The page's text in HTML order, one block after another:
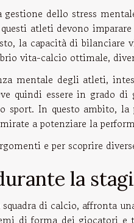
dello stress
atleti devono
la capacità di bilanciare
vita-calcio ottimale,
mentale degli atleti,
quindi essere in grado
sport. In questo ambito,
a potenziare la
e per scoprire
la
di calcio, affronta
di forma dei giocatori e